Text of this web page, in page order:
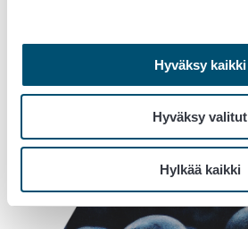
Hyväksy kaikki
Hyväksy valitut
Hylkää kaikki
erityisasiantuntija, siemenyksikkö